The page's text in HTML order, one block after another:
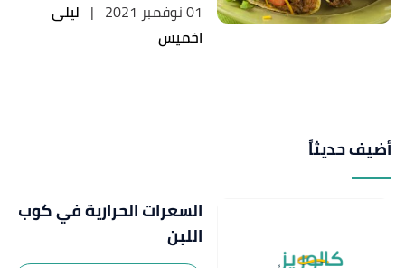
01 نوفمبر 2021 | ليلى
اخميس
أضيف حديثاً
السعرات الحرارية في كوب
اللبن